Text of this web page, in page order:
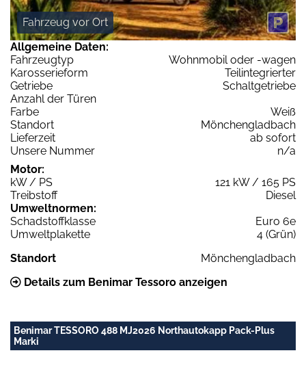
Fahrzeug vor Ort
Allgemeine Daten:
Fahrzeugtyp
Wohnmobil oder -wagen
Karosserieform
Teilintegrierter
Getriebe
Schaltgetriebe
Anzahl der Türen
Farbe
Weiß
Standort
Mönchengladbach
Lieferzeit
ab sofort
Unsere Nummer
n/a
Motor:
kW / PS
121 kW / 165 PS
Treibstoff
Diesel
Umweltnormen:
Schadstoffklasse
Euro 6e
Umweltplakette
4 (Grün)
Standort
Mönchengladbach
Details zum Benimar Tessoro anzeigen
Benimar TESSORO 488 MJ2026 Northautokapp Pack-Plus
Marki